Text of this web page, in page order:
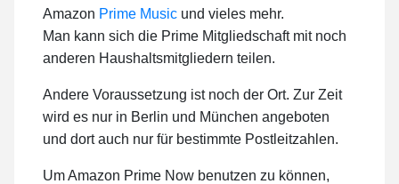
Amazon Prime Music und vieles mehr.
Man kann sich die Prime Mitgliedschaft mit noch
anderen Haushaltsmitgliedern teilen.
Andere Voraussetzung ist noch der Ort. Zur Zeit
wird es nur in Berlin und München angeboten
und dort auch nur für bestimmte Postleitzahlen.
Um Amazon Prime Now benutzen zu können,